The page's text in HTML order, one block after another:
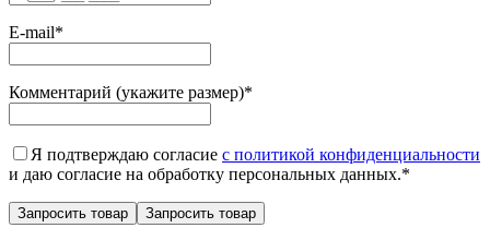
E-mail*
Комментарий (укажите размер)*
Я подтверждаю согласие с политикой конфиденциальности
и даю согласие на обработку персональных данных.*